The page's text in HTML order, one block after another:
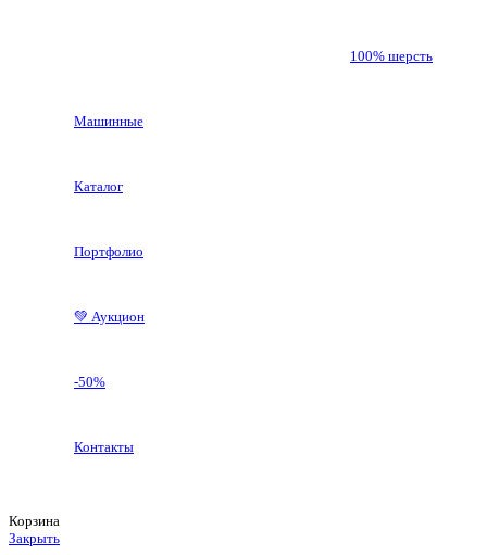
100% шерсть
Машинные
Каталог
Портфолио
💚 Аукцион
-50%
Контакты
Корзина
Закрыть